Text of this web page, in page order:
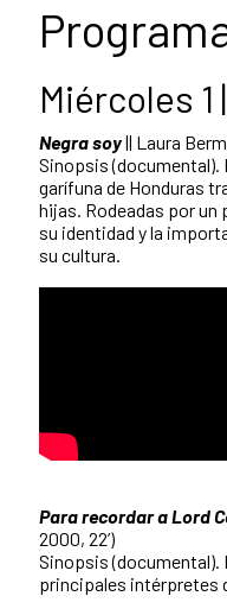
Miércoles 1
Negra soy|| Laura
Sinopsis (documental).
garífuna de Honduras
hijas. Rodeadas por
su identidad y la
su cultura.
Para recordar a Lord
2000, 22’)
Sinopsis (documental).
principales intérpretes